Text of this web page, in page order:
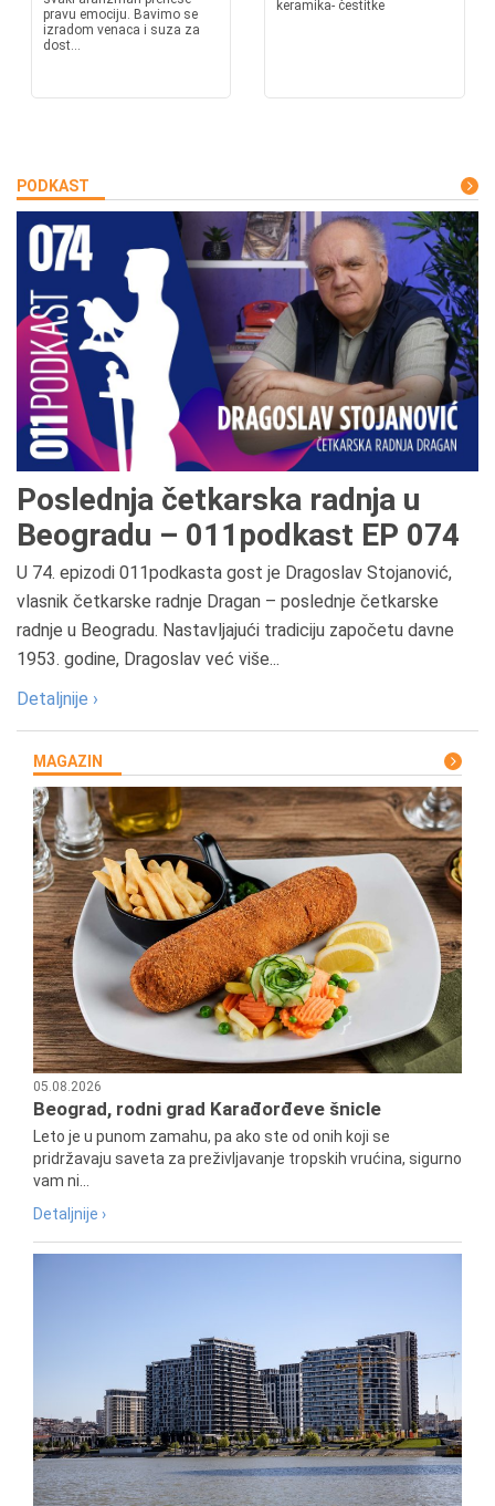
pravu emociju. Bavimo se
izradom venaca i suza za
dost...
keramika- čestitke
PODKAST
Poslednja četkarska radnja u
Beogradu – 011podkast EP 074
U 74. epizodi 011podkasta gost je Dragoslav Stojanović,
vlasnik četkarske radnje Dragan – poslednje četkarske
radnje u Beogradu. Nastavljajući tradiciju započetu davne
1953. godine, Dragoslav već više...
Detaljnije ›
MAGAZIN
05.08.2026
Beograd, rodni grad Karađorđeve šnicle
Leto je u punom zamahu, pa ako ste od onih koji se
pridržavaju saveta za preživljavanje tropskih vrućina, sigurno
vam ni...
Detaljnije ›